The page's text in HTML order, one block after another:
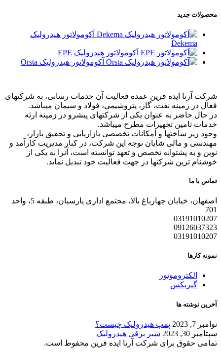
محصولات جدید
آکومولاتور هیدرولیک
Dekema
آکومولاتور هیدرولیک EPE
آکومولاتور هیدرولیک Orsta
شرکت آرتا ایده فرین عمده فعالیت آن خدمات رسانی، به شرکتهای
فعال در زمینه نفت، گاز، پتروشیمی، فولاد و سیمان میباشد.
در حال حاضر به عنوان یکی از شرکتهای پیشرو در زمینه ارئه
خدمات تامین تجهیزات مطرح میباشد.
وجود زیر ساختها و امکانات تخصصی بازاریابی و تحقیق بازار،
مهندسی و مالی شایان توجه این شرکت، در کنار مدیریت کارآمد و
نوین و به پشتوانه تخصص و تعهد توانسته است، آنرا به یکی از
خوشنام ترین شرکتها در جهت فعالیت خود تبدیل نماید.
تماس با ما
اصفهان، خیابان چهارباغ بالا، مجتمع اداری پارسیان، طبقه 5، واحد
701
03191010207
09126037323
03191010207
نمونه کارها
الکتروموتور
گیربکس
آخرین نوشته ها
نوامبر 7, 2023
پمپ هیدرولیک چیست؟
سپتامبر 30, 2023
شیر برقی هیدرولیک
تمامی حقوق برای شرکت آرتا ایده فرین محفوظ است.